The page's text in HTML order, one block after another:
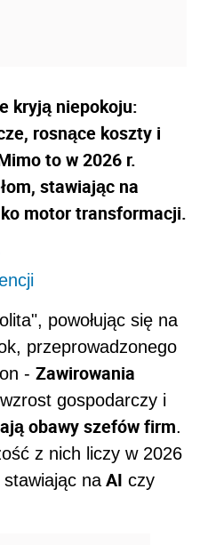
kryją niepokoju:
rosnące koszty i
to w 2026 r.
stawiając na
motor transformacji.
powołując się na
przeprowadzonego
- Zawirowania
gospodarczy i
obawy szefów firm.
z nich liczy w 2026
naAI czy